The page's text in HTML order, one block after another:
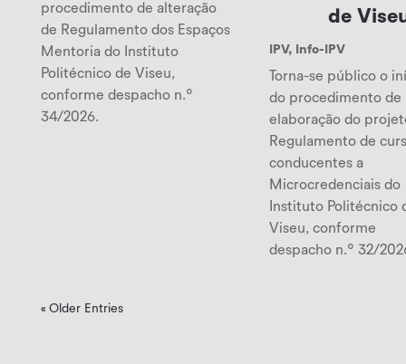
procedimento de alteração
de Regulamento dos Espaços
Mentoria do Instituto
Politécnico de Viseu,
conforme despacho n.º
34/2026.
de
IPV, Info-IPV
Torna-se público o
do procedimento de
elaboração do
Regulamento de
conducentes a
Microcredenciais do
Instituto Politécnico
Viseu, conforme
despacho n.º 32/
« Older Entries